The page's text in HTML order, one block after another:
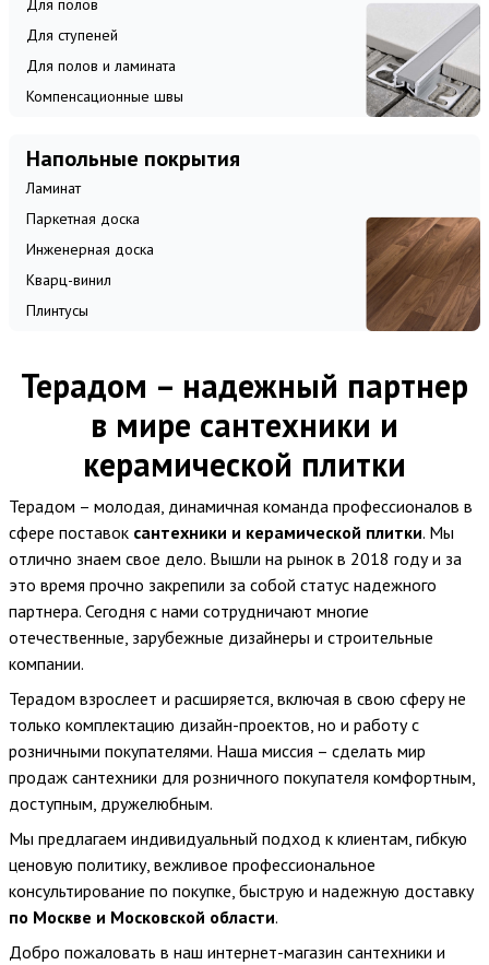
Для полов
Для ступеней
Для полов и ламината
Компенсационные швы
Напольные покрытия
Ламинат
Паркетная доска
Инженерная доска
Кварц-винил
Плинтусы
Терадом – надежный партнер
в мире сантехники и
керамической плитки
Терадом – молодая, динамичная команда профессионалов в
сфере поставок сантехники и керамической плитки. Мы
отлично знаем свое дело. Вышли на рынок в 2018 году и за
это время прочно закрепили за собой статус надежного
партнера. Сегодня с нами сотрудничают многие
отечественные, зарубежные дизайнеры и строительные
компании.
Терадом взрослеет и расширяется, включая в свою сферу не
только комплектацию дизайн-проектов, но и работу с
розничными покупателями. Наша миссия – сделать мир
продаж сантехники для розничного покупателя комфортным,
доступным, дружелюбным.
Мы предлагаем индивидуальный подход к клиентам, гибкую
ценовую политику, вежливое профессиональное
консультирование по покупке, быструю и надежную доставку
по Москве и Московской области.
Добро пожаловать в наш интернет-магазин сантехники и